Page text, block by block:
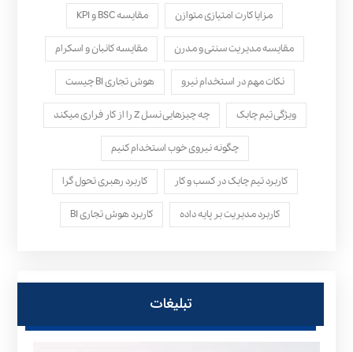
مزایا کارت امتیازی متوازن مقایسه BSC و KPI
مقایسه مدیریت سنتی و مدرن مقایسه کانبان و اسکرام
نکات مهم در استخدام نیرو هوش تجاری BI چیست
ویژگی تیم چابک چه چیزهایی نسل Z را از کار فراری میکند
چگونه نیروی خوب استخدام کنیم
کاربرد تیم چابک در کسب و کار کاربرد رهبری تحول‌ گرا
کاربرد مدیریت بر پایه داده کاربرد هوش تجاری BI
تبلیغات